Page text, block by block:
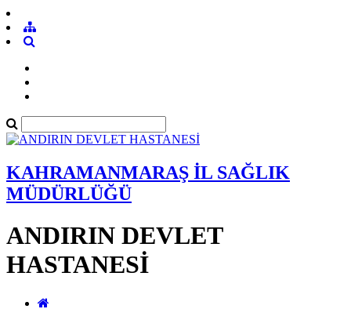
KAHRAMANMARAŞ İL SAĞLIK
MÜDÜRLÜĞÜ
ANDIRIN DEVLET
HASTANESİ